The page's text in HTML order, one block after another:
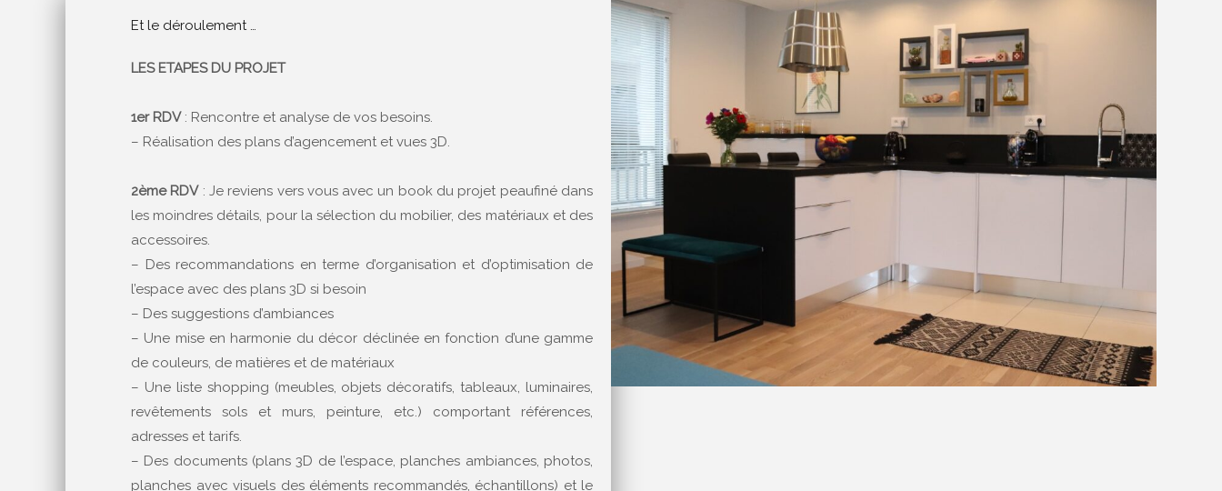
Et le déroulement …
LES ETAPES DU PROJET
1er RDV: Rencontre et analyse de vos besoins.
– Réalisation des plans d’agencement et vues 3D.
2ème RDV: Je reviens vers vous avec un book du projet peaufiné dans
les moindres détails, pour la sélection du mobilier, des matériaux et des
accessoires.
– Des recommandations en terme d’organisation et d’optimisation de
l’espace avec des plans 3D si besoin
– Des suggestions d’ambiances
– Une mise en harmonie du décor déclinée en fonction d’une gamme
de couleurs, de matières et de matériaux
– Une liste shopping (meubles, objets décoratifs, tableaux, luminaires,
revêtements sols et murs, peinture, etc.) comportant références,
adresses et tarifs.
– Des documents (plans 3D de l’espace, planches ambiances, photos,
planches avec visuels des éléments recommandés, échantillons) et le